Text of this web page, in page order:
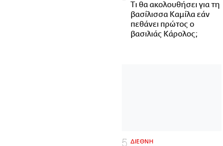
Τι θα ακολουθήσει για τη
βασίλισσα Καμίλα εάν
πεθάνει πρώτος ο
βασιλιάς Κάρολος;
ΔΙΕΘΝΗ